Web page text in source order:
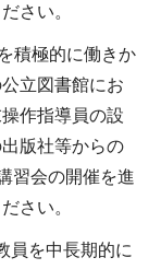
さい。
積極的に働きか
立図書館にお
作指導員の設
版社等からの
習会の開催を進
さい。
員を中長期的に